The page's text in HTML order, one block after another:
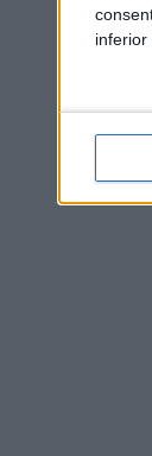
inferior